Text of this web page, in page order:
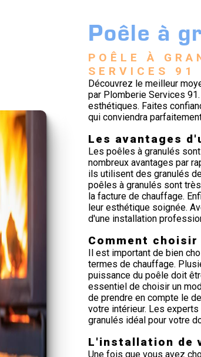
Poêle à
POÊLE À
SERVICES 91
Découvrez le meilleur
par Plomberie Services
esthétiques. Faites
qui conviendra
Les avantages
Les poêles à granulés
nombreux avantages par
ils utilisent des granulés
poêles à granulés sont
la facture de chauffage.
leur esthétique soignée.
d'une installation
Comment
Il est important de bien
termes de chauffage.
puissance du poêle doit
essentiel de choisir un
de prendre en compte le
votre intérieur. Les
granulés idéal pour votre
L'installation de
Une fois que vous avez